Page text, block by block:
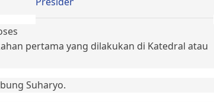
pertama yang dilakukan di Katedral atau
Suharyo.